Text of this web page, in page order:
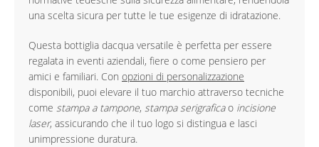
una scelta sicura per tutte le tue esigenze di idratazione.
Questa bottiglia dacqua versatile è perfetta per essere
regalata in eventi aziendali, fiere o come pensiero per
amici e familiari. Con opzioni di personalizzazione
disponibili, puoi elevare il tuo marchio attraverso tecniche
come stampa a tampone, stampa serigraficao incisione
laser, assicurando che il tuo logo si distingua e lasci
unimpressione duratura.